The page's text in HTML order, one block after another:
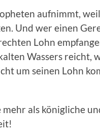
aufnimmt,
Und wer einen
Lohn
Wassers reicht,
um seinen Lohn
als königliche